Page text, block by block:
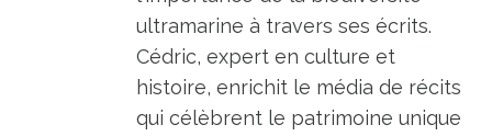
ultramarine à travers ses écrits.
Cédric, expert en culture et
histoire, enrichit le média de récits
qui célèbrent le patrimoine unique